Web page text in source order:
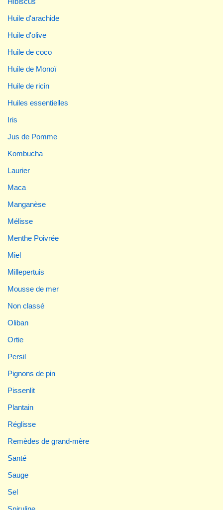
Huile d'arachide
Huile d'olive
Huile de coco
Huile de Monoï
Huile de ricin
Huiles essentielles
Iris
Jus de Pomme
Kombucha
Laurier
Maca
Manganèse
Mélisse
Menthe Poivrée
Miel
Millepertuis
Mousse de mer
Non classé
Oliban
Ortie
Persil
Pignons de pin
Pissenlit
Plantain
Réglisse
Remèdes de grand-mère
Santé
Sauge
Sel